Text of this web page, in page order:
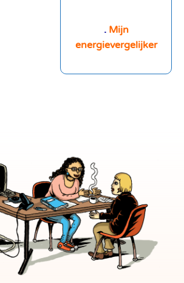
. Mijn
energievergelijker